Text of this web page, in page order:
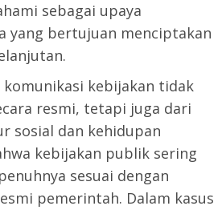
sebagai upaya
yang bertujuan menciptakan
kebijakan tidak
resmi, tetapi juga dari
sosial dan kehidupan
kebijakan publik sering
sesuai dengan
pemerintah. Dalam kasus